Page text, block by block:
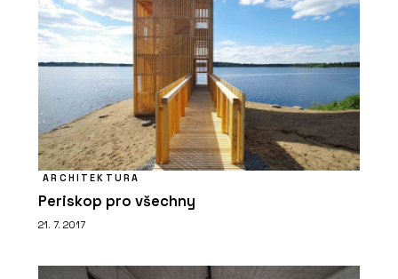
ARCHITEKTURA
Periskop pro všechny
21. 7. 2017